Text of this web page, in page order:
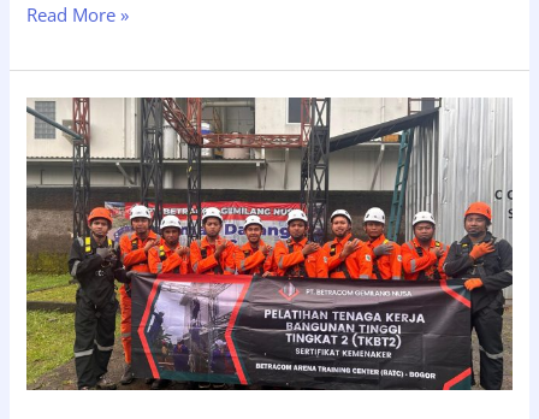
Pelatihan
Kerja
Bangunan
Tinggi
Tingkat
2
(TKBT2),
Tgl
03-
05
Februari
2026
Read More »